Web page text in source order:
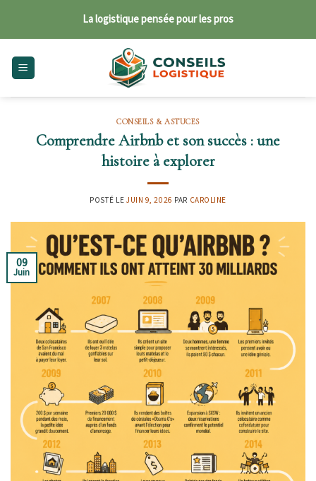
content
La logistique pensée pour les pros
CONSEILS & ASTUCES
Comprendre Airbnb et son succès : une
histoire à explorer
POSTÉ LE JUIN 9, 2026 PAR CAROLINE
09
Juin